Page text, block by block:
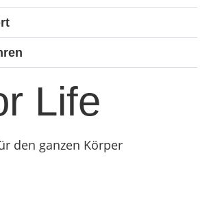
Life
den ganzen Körper